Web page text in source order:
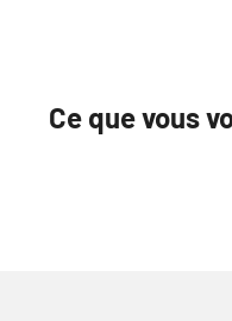
Ce que vous